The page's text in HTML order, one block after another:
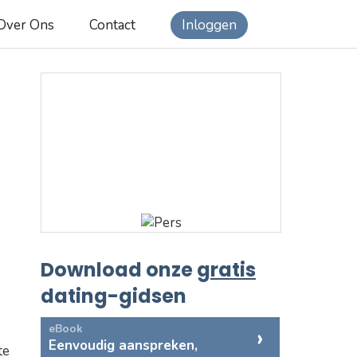
Ons Contact Inloggen
Download onzegratis
dating-gidsen
eBook
Eenvoudig aanspreken,